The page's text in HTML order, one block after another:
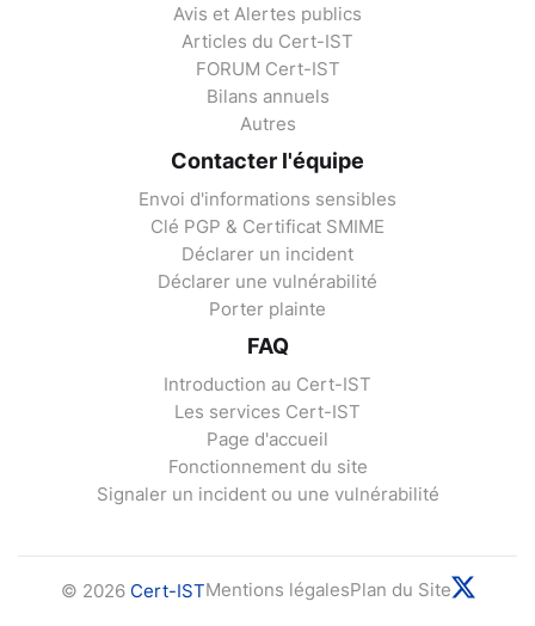
Avis et Alertes publics
Articles du Cert-IST
FORUM Cert-IST
Bilans annuels
Autres
Contacter l'équipe
Envoi d'informations sensibles
Clé PGP & Certificat SMIME
Déclarer un incident
Déclarer une vulnérabilité
Porter plainte
FAQ
Introduction au Cert-IST
Les services Cert-IST
Page d'accueil
Fonctionnement du site
Signaler un incident ou une vulnérabilité
© 2026 Cert-ISTMentions légalesPlan du Site